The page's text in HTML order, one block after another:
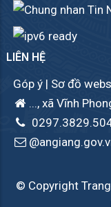
LIÊN HỆ
Góp ý | Sơ đồ
..., xã Vĩnh
© Copyright